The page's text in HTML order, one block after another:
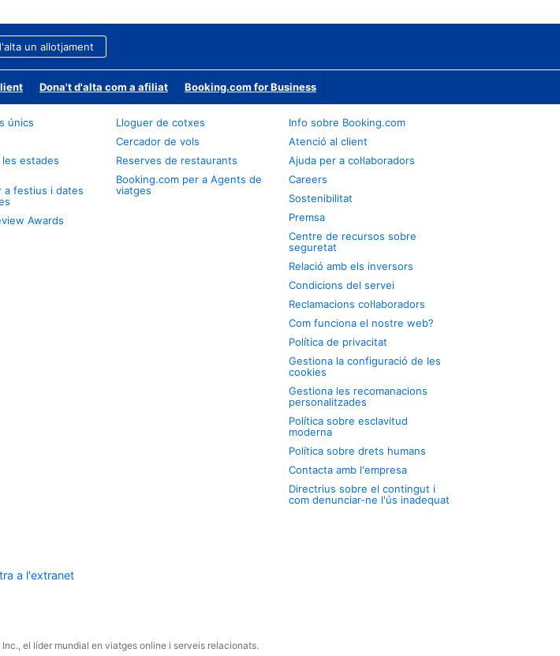
un allotjament
Dona't d'alta com a afiliat Booking.com for Business
únics
estades
a festius i dates
Awards
Lloguer de cotxes
Cercador de vols
Reserves de restaurants
Booking.com per a Agents de
viatges
Info sobre Booking.com
Atenció al client
Ajuda per a col·laboradors
Careers
Sostenibilitat
Premsa
Centre de recursos sobre
seguretat
Relació amb els inversors
Condicions del servei
Reclamacions col·laboradors
Com funciona el nostre web?
Política de privacitat
Gestiona la configuració de les
cookies
Gestiona les recomanacions
personalitzades
Política sobre esclavitud
moderna
Política sobre drets humans
Contacta amb l'empresa
Directrius sobre el contingut i
com denunciar-ne l'ús inadequat
a l'extranet
el líder mundial en viatges online i serveis relacionats.